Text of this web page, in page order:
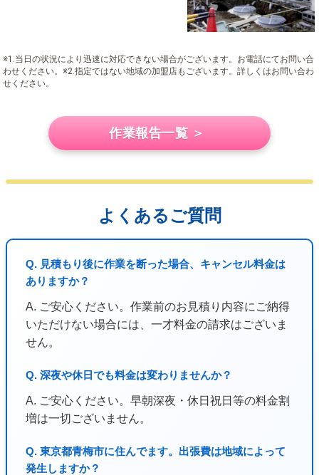
※1.当日の状況により迅速に対応できない場合がございます。お電話にてお問い合
わせください。※2.指定ではない地域の加盟店もございます。詳しくはお問い合わ
せください。
作業報告一覧 ＞
よくあるご質問
Q. 見積もり後に作業を断った場合、キャンセル料金は
ありますか？
A. ご安心ください。作業前のお見積り内容にご納得
いただけない場合には、一才料金の請求はございま
せん。
Q. 深夜や休日でも料金は変わりませんか？
A. ご安心ください。早朝深夜・休日祝日等の料金割
増は一切ございません。
Q. 東京都青梅市に住んでます。出張費は地域によって
発生しますか？